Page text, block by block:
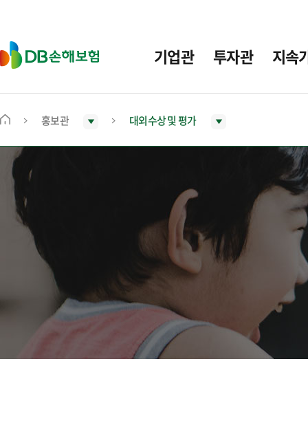
D
B
보
기업관 투자관 지속
메
홍보관 대외수상 및 평가